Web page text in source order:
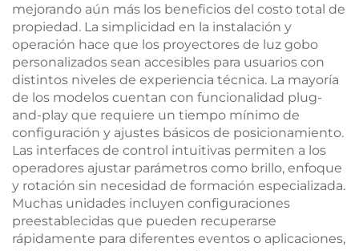
mejorando aún más los beneficios del costo total de
propiedad. La simplicidad en la instalación y
operación hace que los proyectores de luz gobo
personalizados sean accesibles para usuarios con
distintos niveles de experiencia técnica. La mayoría
de los modelos cuentan con funcionalidad plug-
and-play que requiere un tiempo mínimo de
configuración y ajustes básicos de posicionamiento.
Las interfaces de control intuitivas permiten a los
operadores ajustar parámetros como brillo, enfoque
y rotación sin necesidad de formación especializada.
Muchas unidades incluyen configuraciones
preestablecidas que pueden recuperarse
rápidamente para diferentes eventos o aplicaciones,